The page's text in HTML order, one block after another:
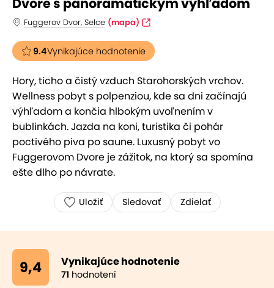
Fuggerov Dvor, Selce (mapa)
9.4Vynikajúce hodnotenie
Hory, ticho a čistý vzduch Starohorských vrchov.
Wellness pobyt s polpenziou, kde sa dni začínajú
výhľadom a končia hlbokým uvoľnením v
bublinkách. Jazda na koni, turistika či pohár
poctivého piva po saune. Luxusný pobyt vo
Fuggerovom Dvore je zážitok, na ktorý sa spomína
ešte dlho po návrate.
Uložiť Sledovať Zdielať
9,4 Vynikajúce hodnotenie
71 hodnotení